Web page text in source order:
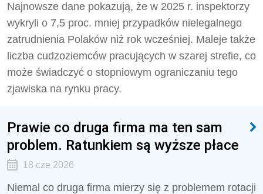
Najnowsze dane pokazują, że w 2025 r. inspektorzy
wykryli o 7,5 proc. mniej przypadków nielegalnego
zatrudnienia Polaków niż rok wcześniej. Maleje także
liczba cudzoziemców pracujących w szarej strefie, co
może świadczyć o stopniowym ograniczaniu tego
zjawiska na rynku pracy.
Prawie co druga firma ma ten sam
problem. Ratunkiem są wyższe płace
18 cze 2026
Niemal co druga firma mierzy się z problemem rotacji